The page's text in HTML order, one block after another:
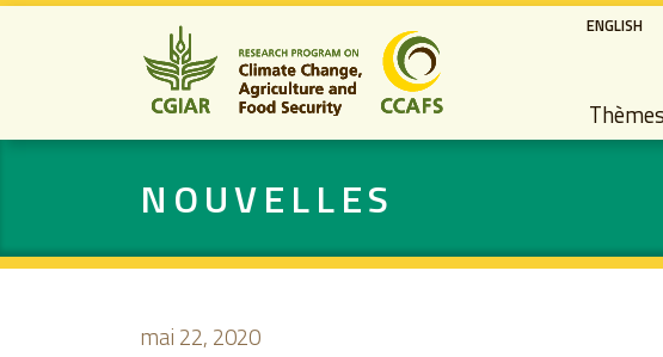
ENGLISH
NOUVELLES
mai 22, 2020